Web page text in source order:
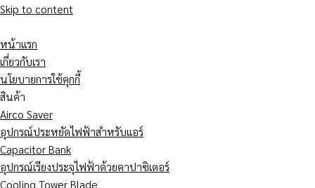
Skip to content
หน้าแรก
เกี่ยวกับเรา
นโยบายการใช้คุกกี้
สินค้า
Airco Saver
อุปกรณ์ประหยัดไฟฟ้าสำหรับแอร์
Capacitor Bank
อุปกรณ์เรียงประจุไฟฟ้าด้วยคาปาซิเตอร์
Cooling Tower Blade